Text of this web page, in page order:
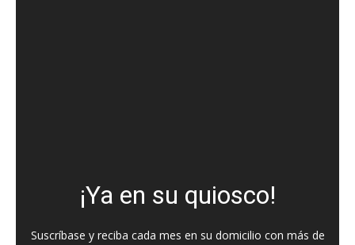
¡Ya en su quiosco!
Suscríbase y reciba cada mes en su domicilio con más de